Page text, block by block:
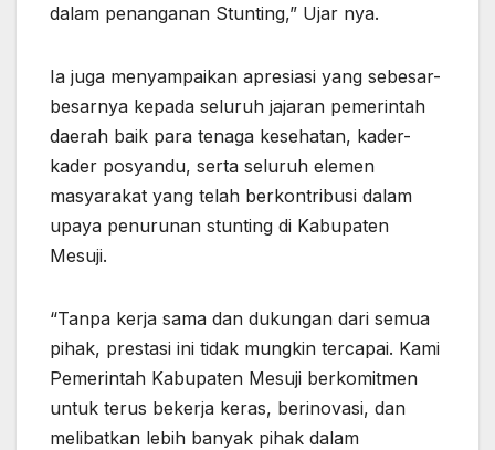
dalam penanganan Stunting,” Ujar nya.
Ia juga menyampaikan apresiasi yang sebesar-
besarnya kepada seluruh jajaran pemerintah
daerah baik para tenaga kesehatan, kader-
kader posyandu, serta seluruh elemen
masyarakat yang telah berkontribusi dalam
upaya penurunan stunting di Kabupaten
Mesuji.
“Tanpa kerja sama dan dukungan dari semua
pihak, prestasi ini tidak mungkin tercapai. Kami
Pemerintah Kabupaten Mesuji berkomitmen
untuk terus bekerja keras, berinovasi, dan
melibatkan lebih banyak pihak dalam